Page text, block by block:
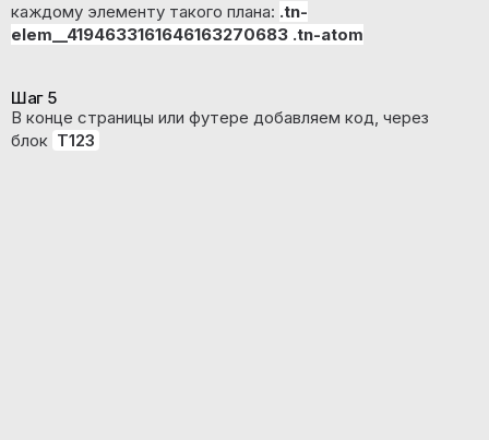
каждому элементу такого плана: .tn-
elem__4194633161646163270683 .tn-atom
Шаг 5
В конце страницы или футере добавляем код, через
блок T123